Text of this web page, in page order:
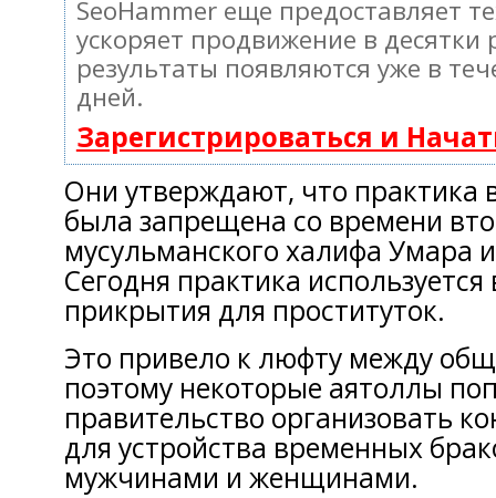
SeoHammer еще предоставляет
ускоряет продвижение в десятки
результаты появляются уже в
дней.
Зарегистрироваться и
Они утверждают, что практика
была запрещена со времени
мусульманского халифа Умара
Сегодня практика
прикрытия для проститутoк.
Это привело к люфту между
поэтому некоторые аятоллы
правительство организовать
для устройства временных
мужчинами и женщинами.